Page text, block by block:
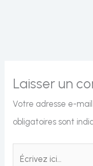
Laisser un
Votre adresse e-
obligatoires sont
Écrivez